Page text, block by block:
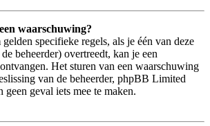
waarschuwing?
specifieke regels, als je één van deze
beheerder) overtreedt, kan je een
Het sturen van een waarschuwing
van de beheerder, phpBB Limited
geen geval iets mee te maken.